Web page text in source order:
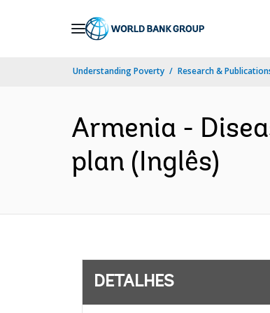
Understanding Poverty Research &
Armenia -
plan (Inglês)
DETALHES